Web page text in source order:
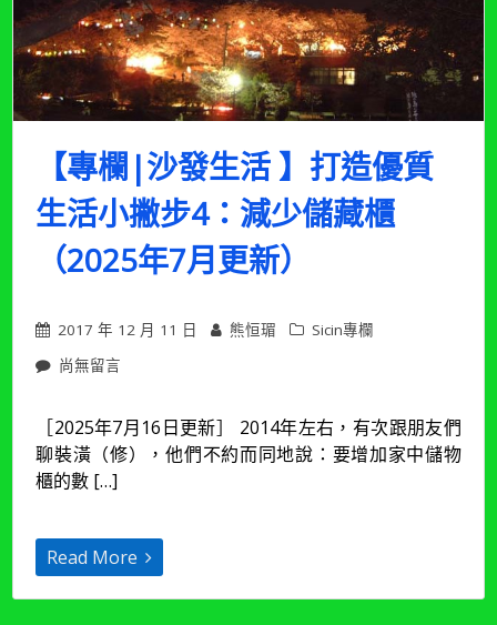
對
物
品
執
著，
舊
能
量
離
開
能
接
量
並
創
向
循
【專欄|沙發生活 】打造優質
生活小撇步4：減少儲藏櫃
（2025年7月更新）
2017 年 12 月 11 日 熊恒瑂
Sicin專欄
在
沙
發
生
打
造
尚無留言
［2025年7月16日更新］ 2014年左右，有次跟朋友們
聊裝潢（修），他們不約而同地說：要增加家中儲物
櫃的數 […]
Read More